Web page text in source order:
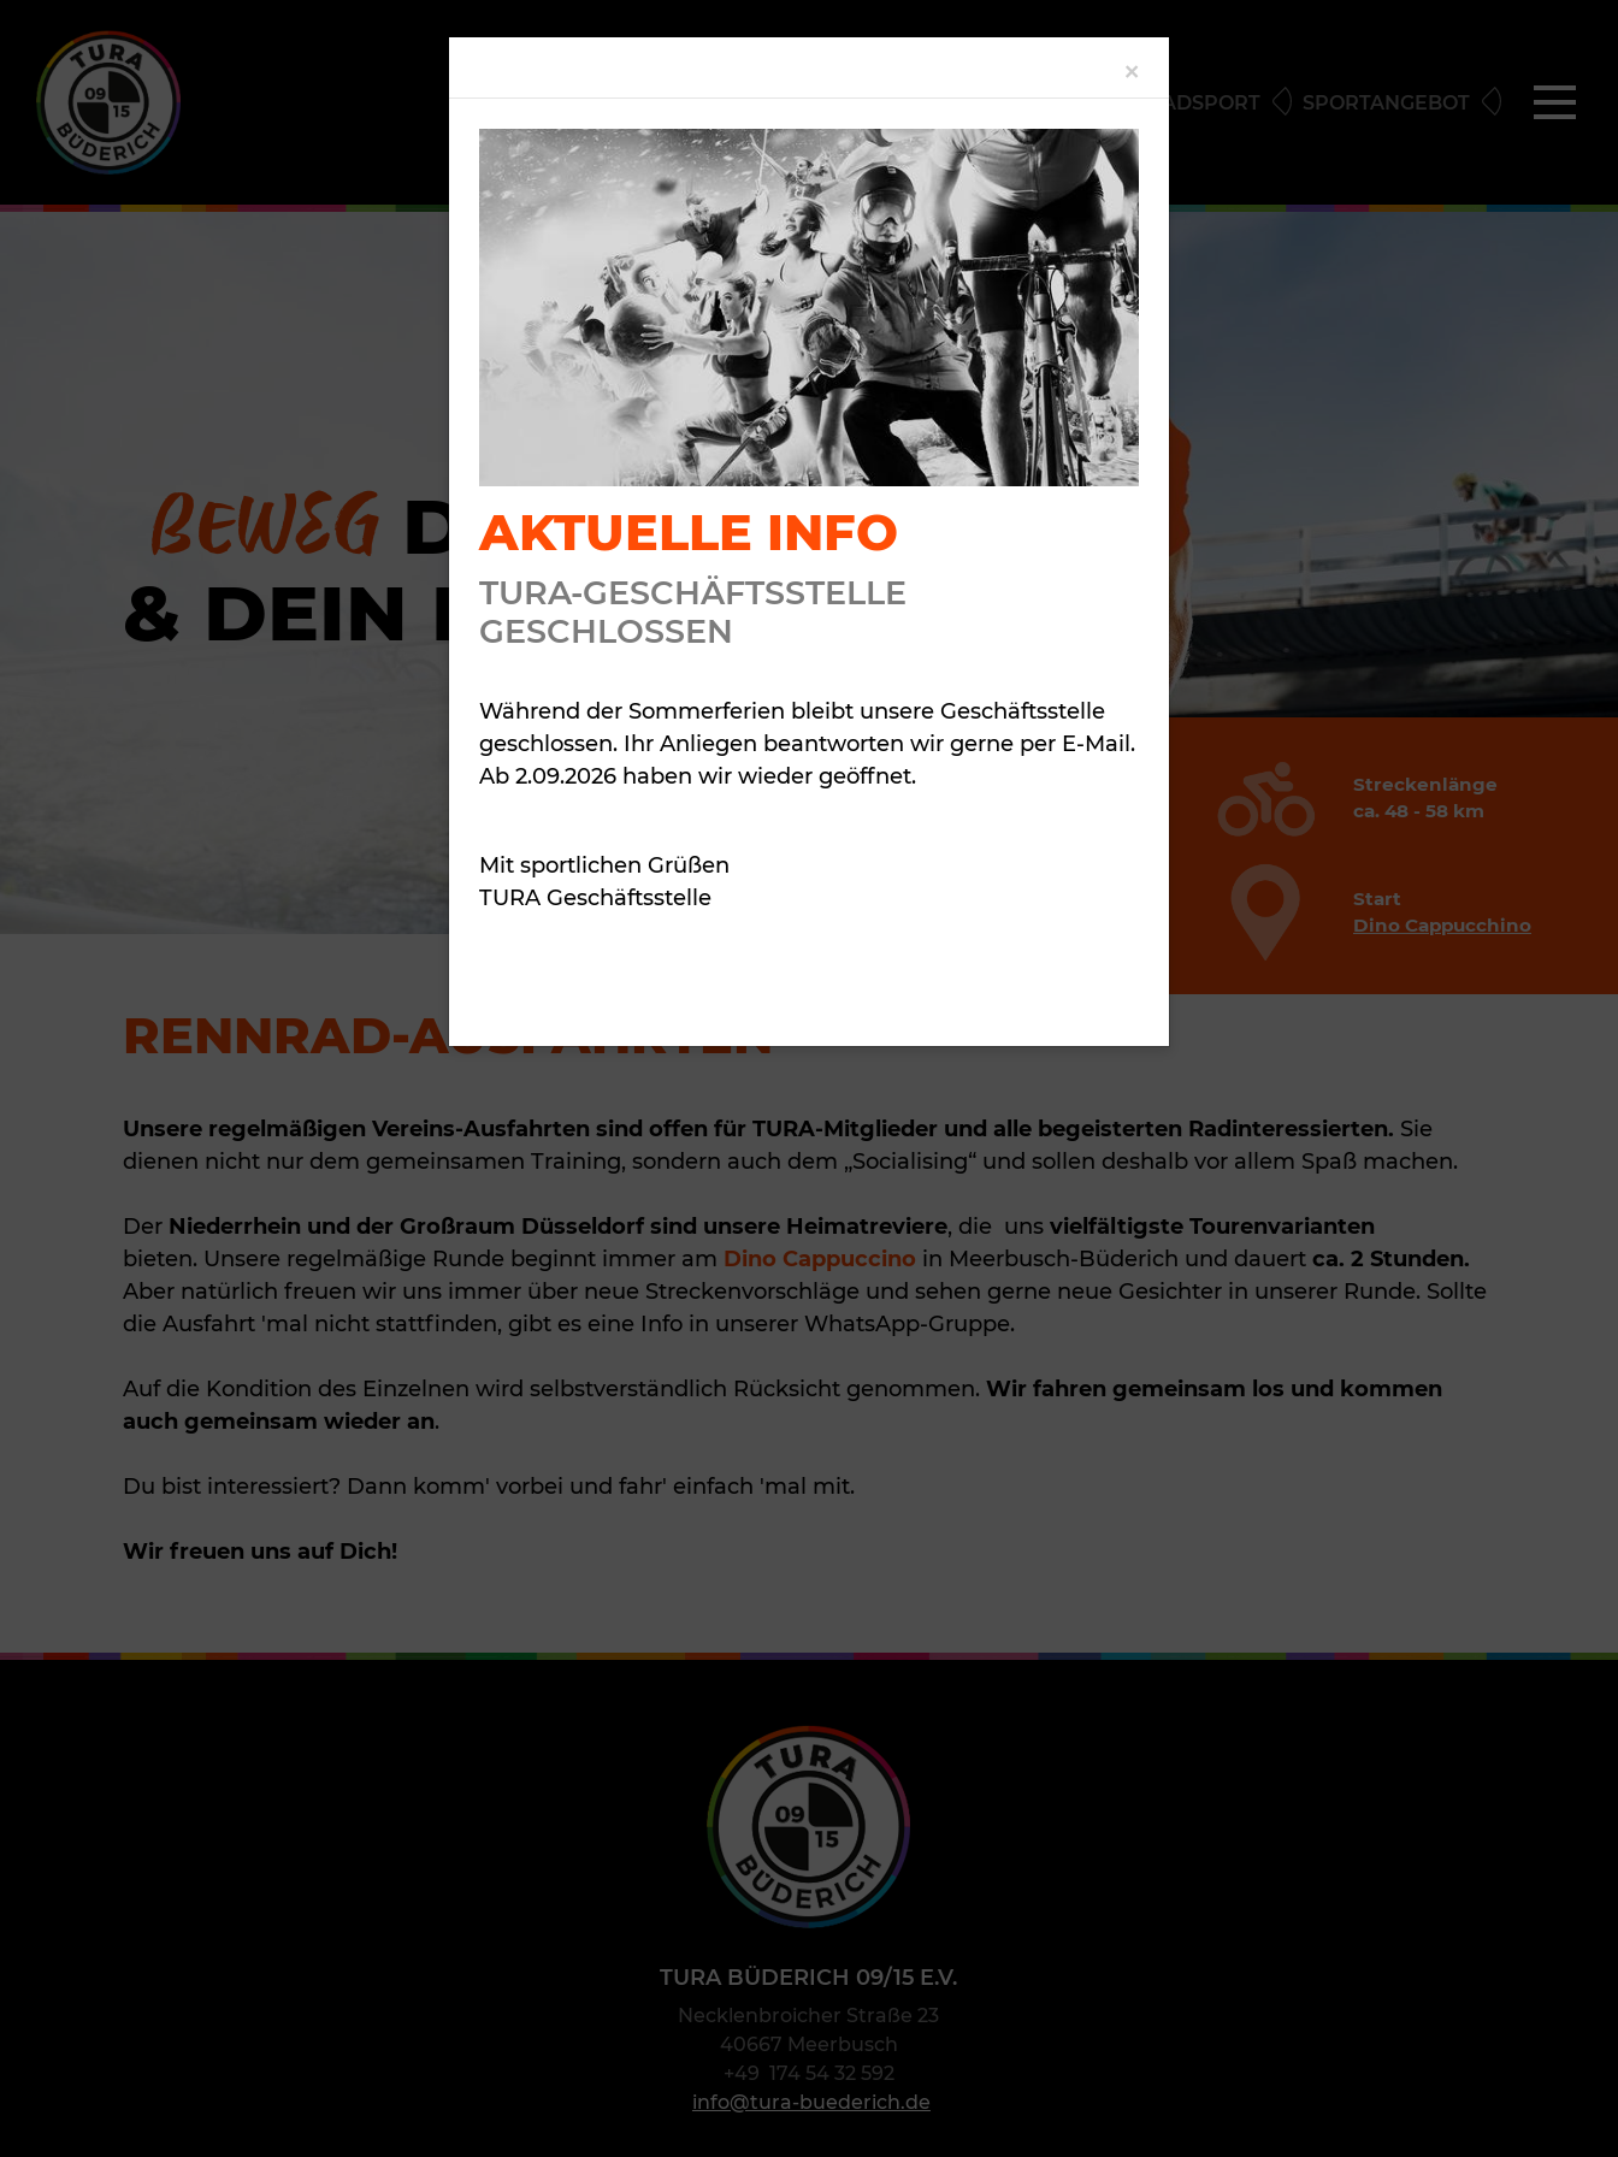
SPORTANGEBOT
RADSPORT
RENNRAD
BEWEG DICH
& DEIN RAD
Streckenlänge
ca. 48 - 58 km
Start
Dino Cappucchino
RENNRAD-AUSFAHRTEN
Unsere regelmäßigen Vereins-Ausfahrten sind offen für TURA-Mitglieder und alle begeisterten Radinteressierten. Sie
dienen nicht nur dem gemeinsamen Training, sondern auch dem „Socialising“ und sollen deshalb vor allem Spaß machen.
Der Niederrhein und der Großraum Düsseldorf sind unsere Heimatreviere, die uns vielfältigste Tourenvarianten
bieten. Unsere regelmäßige Runde beginnt immer am Dino Cappuccino in Meerbusch-Büderich und dauert ca. 2 Stunden.
Aber natürlich freuen wir uns immer über neue Streckenvorschläge und sehen gerne neue Gesichter in unserer Runde. Sollte
die Ausfahrt 'mal nicht stattfinden, gibt es eine Info in unserer WhatsApp-Gruppe.
Auf die Kondition des Einzelnen wird selbstverständlich Rücksicht genommen. Wir fahren gemeinsam los und kommen
auch gemeinsam wieder an.
Du bist interessiert? Dann komm' vorbei und fahr' einfach 'mal mit.
Wir freuen uns auf Dich!
TURA BÜDERICH 09/15 E.V.
Necklenbroicher Straße 23
40667 Meerbusch
+49 174 54 32 592
info@tura-buederich.de
×
AKTUELLE INFO
TURA-GESCHÄFTSSTELLE
GESCHLOSSEN
Während der Sommerferien bleibt unsere Geschäftsstelle
geschlossen. Ihr Anliegen beantworten wir gerne per E-Mail.
Ab 2.09.2026 haben wir wieder geöffnet.
Mit sportlichen Grüßen
TURA Geschäftsstelle